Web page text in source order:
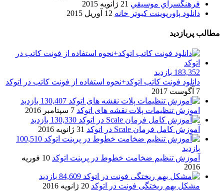
فرهنگسراي موسيقي 21 ژانویه 2015
دانلود پاورپوینت کبوتر خانه 12 آوریل 2015
مطالب پربازدید
183,352 بازدید
دانلود فونت کاتب اتوکد+نحوه استفاده از فونت کاتب در اتوکد
7 آگوست 2017
130,407 بازدید
اموزش تنظیمات پلات نقشه های اتوکد 7 سپتامبر 2016
130,330 بازدید
آموزش کامل فرمان Scale در اتوکد
31 ژانویه 2016
100,510
بازدید
آموزش تنظیم ضخامت خطوط در پرینت اتوکد
10 فوریه
2016
84,609 بازدید
مشکل بهم ریختگی فونت در اتوکد 20 ژانویه 2016